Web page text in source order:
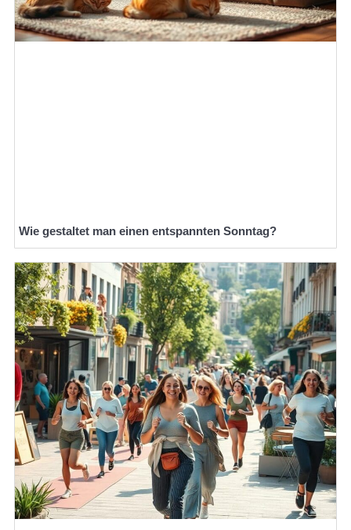
Wie gestaltet man einen entspannten Sonntag?